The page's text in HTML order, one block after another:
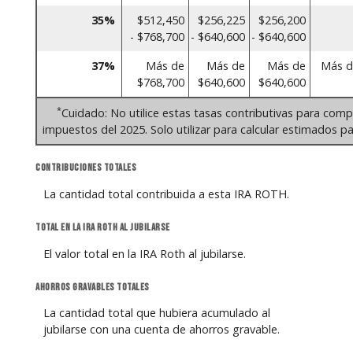
35%
$512,450
- $768,700
$256,225
- $640,600
$256,200
- $640,600
37%
Más de
$768,700
Más de
$640,600
Más de
$640,600
Más
*Cuidado: No utilice estas tasas contributivas para
impuestos del 2025. Solo utilizar para calcular estimados
Contribuciones totales
La cantidad total contribuida a esta IRA ROTH.
Total en la IRA Roth al jubilarse
El valor total en la IRA Roth al jubilarse.
Ahorros gravables Totales
La cantidad total que hubiera acumulado al
jubilarse con una cuenta de ahorros gravable.